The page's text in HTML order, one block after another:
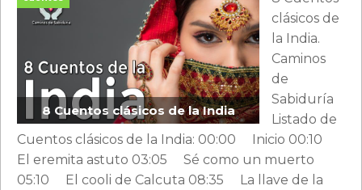
8 Cuentos clásicos de la India
clásicos de
la India.
Caminos
de
Sabiduría
Listado de
Cuentos clásicos de la India: 00:00 Inicio 00:10
El eremita astuto 03:05 Sé como un muerto
05:10 El cooli de Calcuta 08:35 La llave de la